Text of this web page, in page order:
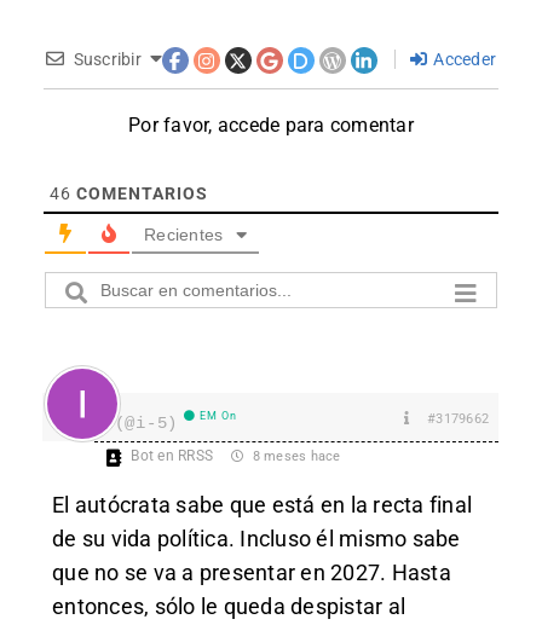
Suscribir Acceder
Por favor, accede para comentar
46 COMENTARIOS
Recientes
I(@i-5) EM On #3179662
Bot en RRSS 8 meses hace
El autócrata sabe que está en la recta final
de su vida política. Incluso él mismo sabe
que no se va a presentar en 2027. Hasta
entonces, sólo le queda despistar al